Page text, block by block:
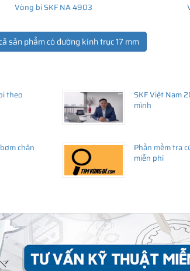
khi mua hàng
Vòng bi SKF NA 4903
sản phẩm có đường kính trục 17 mm
theo
SKF Việt Nam
mình
chân
Phần mềm tra
miễn phí